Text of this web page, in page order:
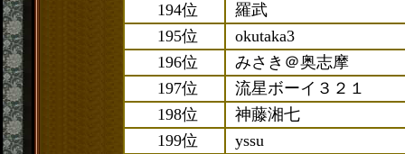
194位
羅武
195位
okutaka3
196位
みさき＠奥志摩
197位
流星ボーイ３２１
198位
神藤湘七
199位
yssu